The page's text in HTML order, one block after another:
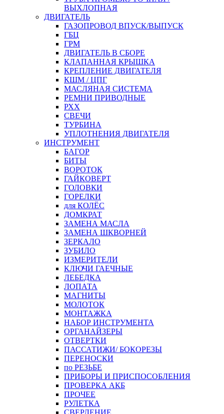
ВЫХЛОПНАЯ
ДВИГАТЕЛЬ
ГАЗОПРОВОД ВПУСК/ВЫПУСК
ГБЦ
ГРМ
ДВИГАТЕЛЬ В СБОРЕ
КЛАПАННАЯ КРЫШКА
КРЕПЛЕНИЕ ДВИГАТЕЛЯ
КШМ / ЦПГ
МАСЛЯНАЯ СИСТЕМА
РЕМНИ ПРИВОДНЫЕ
РХХ
СВЕЧИ
ТУРБИНА
УПЛОТНЕНИЯ ДВИГАТЕЛЯ
ИНСТРУМЕНТ
БАГОР
БИТЫ
ВОРОТОК
ГАЙКОВЕРТ
ГОЛОВКИ
ГОРЕЛКИ
для КОЛЁС
ДОМКРАТ
ЗАМЕНА МАСЛА
ЗАМЕНА ШКВОРНЕЙ
ЗЕРКАЛО
ЗУБИЛО
ИЗМЕРИТЕЛИ
КЛЮЧИ ГАЕЧНЫЕ
ЛЕБЕДКА
ЛОПАТА
МАГНИТЫ
МОЛОТОК
МОНТАЖКА
НАБОР ИНСТРУМЕНТА
ОРГАНАЙЗЕРЫ
ОТВЕРТКИ
ПАССАТИЖИ/ БОКОРЕЗЫ
ПЕРЕНОСКИ
по РЕЗЬБЕ
ПРИБОРЫ И ПРИСПОСОБЛЕНИЯ
ПРОВЕРКА АКБ
ПРОЧЕЕ
РУЛЕТКА
СВЕРЛЕНИЕ